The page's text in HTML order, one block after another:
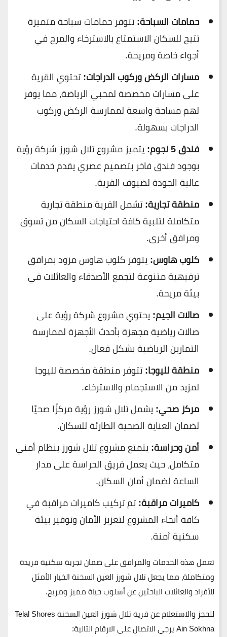
حمامات السباحة:تتوفر حمامات سباحة متميزة
تتيح للسكان الاستمتاع بالاسترخاء والمرح في
أجواء خاصة ومريحة.
مسارات الركض وركوب الدراجات:تحتوي القرية
على مسارات مخصصة لمحبي الرياضة، مما يوفر
لهم مساحة واسعة لممارسة الركض وركوب
الدراجات بسهولة.
فندق 5 نجوم:
يتميز مشروع تلال شورز شركة رؤية
بوجود فندق فاخر بتصميم عصري يقدم خدمات
عالية الجودة لضيوف القرية.
منطقة تجارية:تشمل القرية منطقة تجارية
متكاملة لتلبية كافة احتياجات السكان من تسوق
ومرافق أخرى.
كلوب هاوس:يتوفر كلوب هاوس مزود بمرافق
ترفيهية متنوعة لتجمع الأصدقاء والعائلات في
بيئة مريحة.
صالات الجيم:يحتوي مشروع شركة رؤية على
صالات رياضية مجهزة بأحدث الأجهزة لممارسة
التمارين الرياضية بشكل فعال.
منطقة لليوجا:تتوفر منطقة مخصصة لليوجا
لمزيد من الاستجمام والاسترخاء.
مركز صحي:يشمل تلال شورز رؤية مركزًا صحيًا
لضمان العناية الصحية الطارئة للسكان.
أمن وحراسة:يتمتع مشروع تلال شورز بنظام أمني
متكامل، حيث يعمل فريق الحراسة على مدار
الساعة لضمان أمان السكان.
كاميرات مراقبة:تم تركيب كاميرات مراقبة في
كافة أنحاء المشروع لتعزيز الأمان وتوفير بيئة
سكنية آمنة.
تعمل هذه الخدمات والمرافق على ضمان تجربة سكنية فريدة
ومتكاملة، مما يجعل تلال شورز العين السخنة الخيار الأمثل
للأفراد والعائلات الباحثين عن أسلوب حياة مميز ومريح.
للحجز والاستعلام عن قرية تلال شورز العين السخنة Telal Shores
Ain Sokhna يرجي الاتصال علي الارقام التالية: